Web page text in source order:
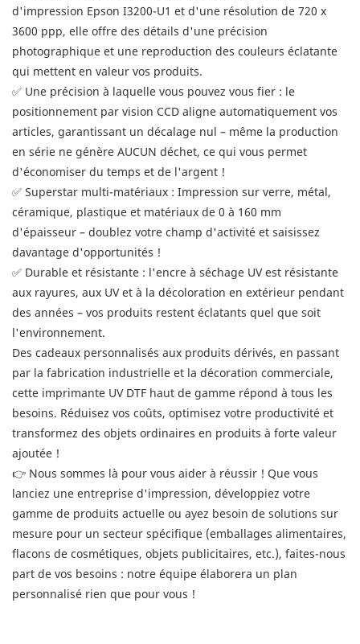
d'impression Epson I3200-U1 et d'une résolution de 720 x
3600 ppp, elle offre des détails d'une précision
photographique et une reproduction des couleurs éclatante
qui mettent en valeur vos produits.
✅ Une précision à laquelle vous pouvez vous fier : le
positionnement par vision CCD aligne automatiquement vos
articles, garantissant un décalage nul – même la production
en série ne génère AUCUN déchet, ce qui vous permet
d'économiser du temps et de l'argent !
✅ Superstar multi-matériaux : Impression sur verre, métal,
céramique, plastique et matériaux de 0 à 160 mm
d'épaisseur – doublez votre champ d'activité et saisissez
davantage d'opportunités !
✅ Durable et résistante : l'encre à séchage UV est résistante
aux rayures, aux UV et à la décoloration en extérieur pendant
des années – vos produits restent éclatants quel que soit
l'environnement.
Des cadeaux personnalisés aux produits dérivés, en passant
par la fabrication industrielle et la décoration commerciale,
cette imprimante UV DTF haut de gamme répond à tous les
besoins. Réduisez vos coûts, optimisez votre productivité et
transformez des objets ordinaires en produits à forte valeur
ajoutée !
👉 Nous sommes là pour vous aider à réussir ! Que vous
lanciez une entreprise d'impression, développiez votre
gamme de produits actuelle ou ayez besoin de solutions sur
mesure pour un secteur spécifique (emballages alimentaires,
flacons de cosmétiques, objets publicitaires, etc.), faites-nous
part de vos besoins : notre équipe élaborera un plan
personnalisé rien que pour vous !